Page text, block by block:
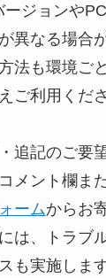
ージョンや
異なる場合
法も環境ご
ご利用くださ
追記のご要
メント欄ま
ームからお
は、トラブ
も実施します